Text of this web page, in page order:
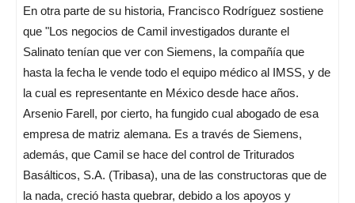
En otra parte de su historia, Francisco Rodríguez sostiene
que "Los negocios de Camil investigados durante el
Salinato tenían que ver con Siemens, la compañía que
hasta la fecha le vende todo el equipo médico al IMSS, y de
la cual es representante en México desde hace años.
Arsenio Farell, por cierto, ha fungido cual abogado de esa
empresa de matriz alemana. Es a través de Siemens,
además, que Camil se hace del control de Triturados
Basálticos, S.A. (Tribasa), una de las constructoras que de
la nada, creció hasta quebrar, debido a los apoyos y